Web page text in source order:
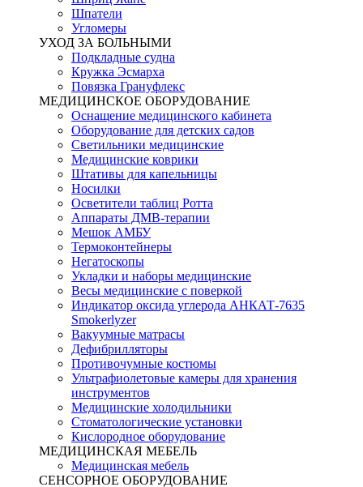
Шпатели
Угломеры
УХОД ЗА БОЛЬНЫМИ
Подкладные судна
Кружка Эсмарха
Повязка Грануфлекс
МЕДИЦИНСКОЕ ОБОРУДОВАНИЕ
Оснащение медицинского кабинета
Оборудование для детских садов
Светильники медицинские
Медицинские коврики
Штативы для капельницы
Носилки
Осветители таблиц Ротта
Аппараты ДМВ-терапии
Мешок АМБУ
Термоконтейнеры
Негатоскопы
Укладки и наборы медицинские
Весы медицинские с поверкой
Индикатор оксида углерода АНКАТ-7635
Smokerlyzer
Вакуумные матрасы
Дефибрилляторы
Противочумные костюмы
Ультрафиолетовые камеры для хранения
инструментов
Медицинские холодильники
Стоматологические установки
Кислородное оборудование
МЕДИЦИНСКАЯ МЕБЕЛЬ
Медицинская мебель
СЕНСОРНОЕ ОБОРУДОВАНИЕ